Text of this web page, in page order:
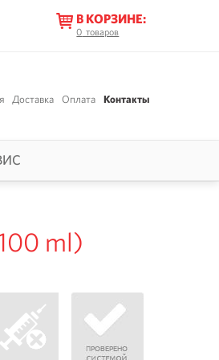
В КОРЗИНЕ:
0 товаров
Доставка Оплата Контакты
ml)